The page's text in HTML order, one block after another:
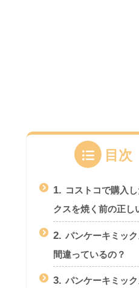
目次
1. コストコで購入
クスを焼く前の正し
2. パンケーキミッ
間違っているの？
3. パンケーキミッ